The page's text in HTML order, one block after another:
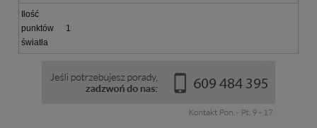
Ilość
punktów
światła
1